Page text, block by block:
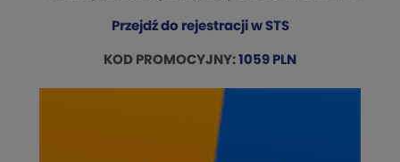
Przejdź do rejestracji w STS
KOD PROMOCYJNY: 1059 PLN